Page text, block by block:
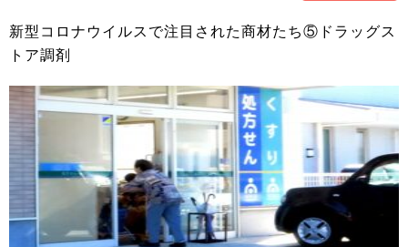
新型コロナウイルスで注目された商材たち⑤ドラッグス
トア調剤